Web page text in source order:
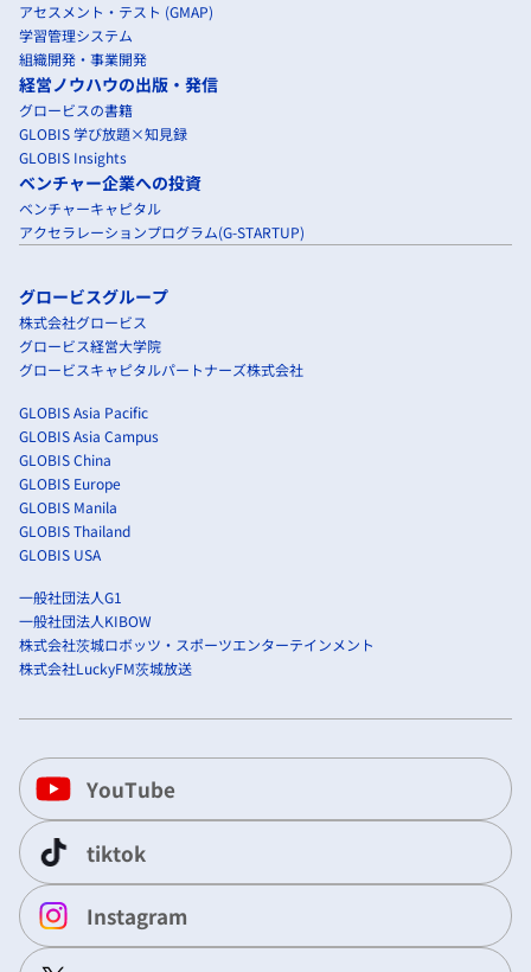
アセスメント・テスト (GMAP)
学習管理システム
組織開発・事業開発
経営ノウハウの出版・発信
グロービスの書籍
GLOBIS 学び放題×知見録
GLOBIS Insights
ベンチャー企業への投資
ベンチャーキャピタル
アクセラレーションプログラム(G-STARTUP)
グロービスグループ
株式会社グロービス
グロービス経営大学院
グロービスキャピタルパートナーズ株式会社
GLOBIS Asia Pacific
GLOBIS Asia Campus
GLOBIS China
GLOBIS Europe
GLOBIS Manila
GLOBIS Thailand
GLOBIS USA
一般社団法人G1
一般社団法人KIBOW
株式会社茨城ロボッツ・スポーツエンターテインメント
株式会社LuckyFM茨城放送
YouTube
tiktok
Instagram